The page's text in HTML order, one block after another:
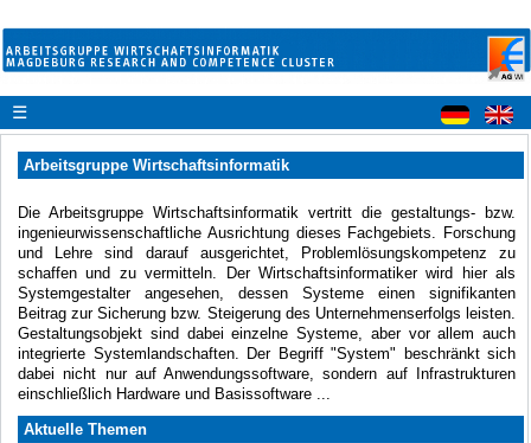
☰
Arbeitsgruppe Wirtschaftsinformatik
Die Arbeitsgruppe Wirtschaftsinformatik vertritt die gestaltungs- bzw.
ingenieurwissenschaftliche Ausrichtung dieses Fachgebiets. Forschung
und Lehre sind darauf ausgerichtet, Problemlösungskompetenz zu
schaffen und zu vermitteln. Der Wirtschaftsinformatiker wird hier als
Systemgestalter angesehen, dessen Systeme einen signifikanten
Beitrag zur Sicherung bzw. Steigerung des Unternehmenserfolgs leisten.
Gestaltungsobjekt sind dabei einzelne Systeme, aber vor allem auch
integrierte Systemlandschaften. Der Begriff "System" beschränkt sich
dabei nicht nur auf Anwendungssoftware, sondern auf Infrastrukturen
einschließlich Hardware und Basissoftware ...
Aktuelle Themen